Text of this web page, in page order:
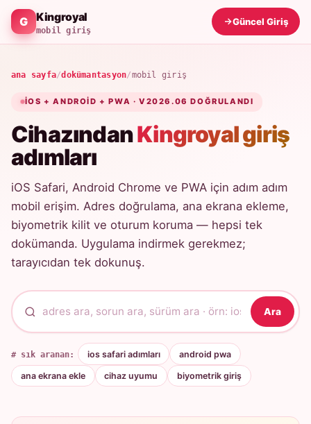
Kingroyal
mobil giriş
Güncel Giriş
ana sayfa/dokümantasyon/mobil giriş
IOS + ANDROID + PWA · V2026.06 DOĞRULANDI
CihazındanKingroyal giriş
adımları
iOS Safari, Android Chrome ve PWA için adım adım
mobil erişim. Adres doğrulama, ana ekrana ekleme,
biyometrik kilit ve oturum koruma — hepsi tek
dokümanda. Uygulama indirmek gerekmez;
tarayıcıdan tek dokunuş.
Ara
# sık aranan: ios safari adımları android pwa
ana ekrana ekle cihaz uyumu biyometrik giriş